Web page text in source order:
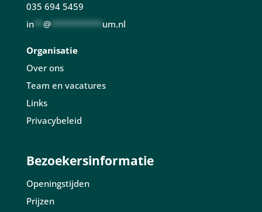
035 694 5459
in** @*********** um.nl
Organisatie
Over ons
Team en vacatures
Links
Privacybeleid
Bezoekersinformatie
Openingstijden
Prijzen